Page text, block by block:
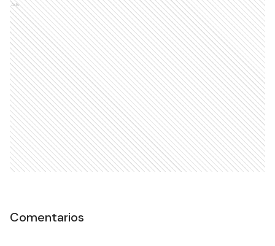
Ads
Comentarios